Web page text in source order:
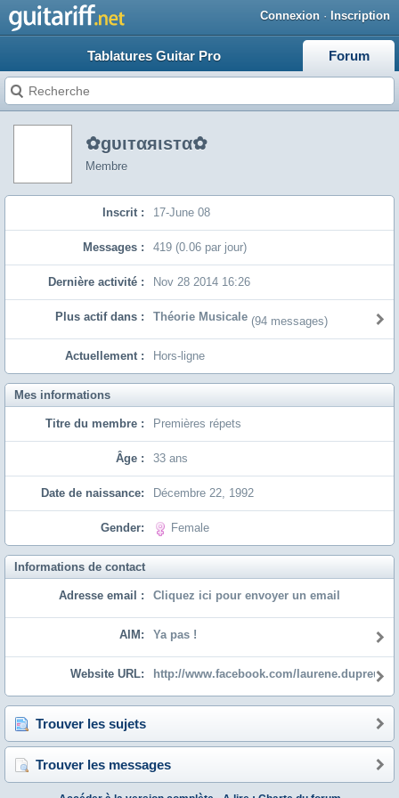
Connexion · Inscription
Tablatures Guitar Pro Forum
✿gυιтαяιѕтα✿
Membre
Inscrit : 17-June 08
Messages : 419 (0.06 par jour)
Dernière activité : Nov 28 2014 16:26
Plus actif dans : Théorie Musicale(94 messages)
Actuellement : Hors-ligne
Mes informations
Titre du membre : Premières répets
Âge : 33 ans
Date de naissance: Décembre 22, 1992
Gender: Female
Informations de contact
Adresse email : Cliquez ici pour envoyer un email
AIM: Ya pas !
Website URL: http://www.facebook.com/laurene.dupreuil
Trouver les sujets
Trouver les messages